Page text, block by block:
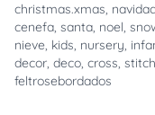
christmas.xmas,
cenefa, santa, noel,
nieve, kids, nursery,
decor, deco, cross, stitch
feltrosebordados